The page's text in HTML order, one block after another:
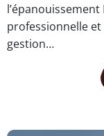
professionnelle
gestion…